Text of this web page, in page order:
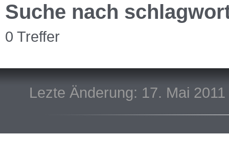
Suche nach
0 Treffer
Lezte Änderung: 17. Mai